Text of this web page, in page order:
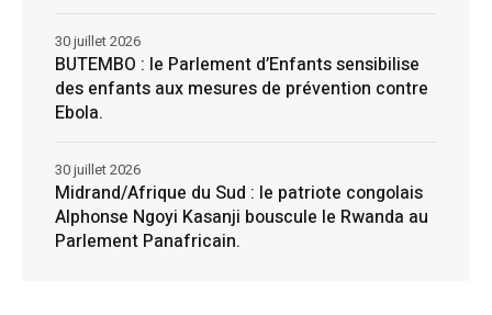
BUTEMBO : le Parlement d’Enfants sensibilise
des enfants aux mesures de prévention contre
Ebola.
30 juillet 2026
Midrand/Afrique du Sud : le patriote congolais
Alphonse Ngoyi Kasanji bouscule le Rwanda au
Parlement Panafricain.
30 juillet 2026